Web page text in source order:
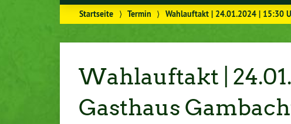
Startseite ⟩ Termin ⟩ Wahlauftakt | 24.01.2024 | 15:30
Wahlauftakt |
Gasthaus